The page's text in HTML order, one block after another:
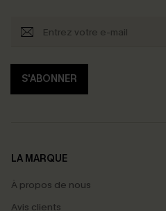
S'ABONNER
LA MARQUE
À propos de nous
Avis clients